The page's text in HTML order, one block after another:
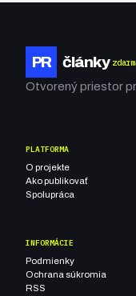
PR články
Otvorený priestor
PLATFORMA
O projekte
Ako publikovať
Spolupráca
INFORMÁCIE
Podmienky
Ochrana súkromia
RSS